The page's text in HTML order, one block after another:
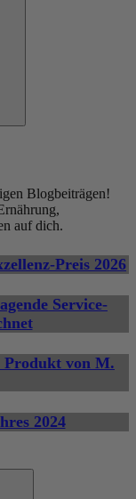
Blogbeiträgen!
auf dich.
Preis 2026
Service-
Produkt von M.
2024